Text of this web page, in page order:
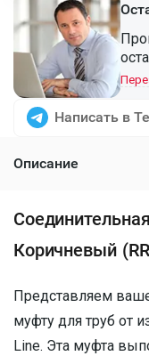
Написать в
Описание
Коричневый
Представляем
муфту для труб от
Line. Эта муфта